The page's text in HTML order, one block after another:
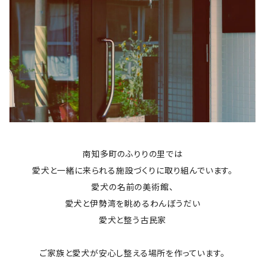
南知多町のふりりの里では
愛犬と一緒に来られる施設づくりに取り組んでいます。
愛犬の名前の美術館、
愛犬と伊勢湾を眺めるわんぼうだい
愛犬と整う古民家
ご家族と愛犬が安心し整える場所を作っています。